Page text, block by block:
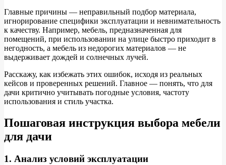
Главные причины — неправильный подбор материала,
игнорирование специфики эксплуатации и невнимательность
к качеству. Например, мебель, предназначенная для
помещений, при использовании на улице быстро приходит в
негодность, а мебель из недорогих материалов — не
выдерживает дождей и солнечных лучей.
Расскажу, как избежать этих ошибок, исходя из реальных
кейсов и проверенных решений. Главное — понять, что для
дачи критично учитывать погодные условия, частоту
использования и стиль участка.
Пошаговая инструкция выбора мебели
для дачи
1. Анализ условий эксплуатации